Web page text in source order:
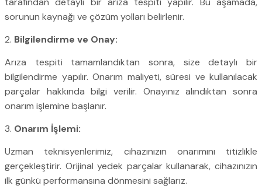
sorunun kaynağı ve çözüm yolları belirlenir.
2. Bilgilendirme ve Onay:
Arıza tespiti tamamlandıktan sonra, size detaylı bir
bilgilendirme yapılır. Onarım maliyeti, süresi ve kullanılacak
parçalar hakkında bilgi verilir. Onayınız alındıktan sonra
onarım işlemine başlanır.
3. Onarım İşlemi:
Uzman teknisyenlerimiz, cihazınızın onarımını titizlikle
gerçekleştirir. Orijinal yedek parçalar kullanarak, cihazınızın
ilk günkü performansına dönmesini sağlarız.